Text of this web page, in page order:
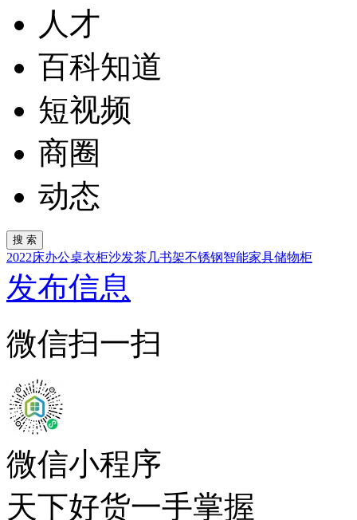
人才
百科知道
短视频
商圈
动态
2022床办公桌衣柜沙发茶几书架不锈钢智能家具储物柜
发布信息
微信扫一扫
微信小程序
天下好货一手掌握